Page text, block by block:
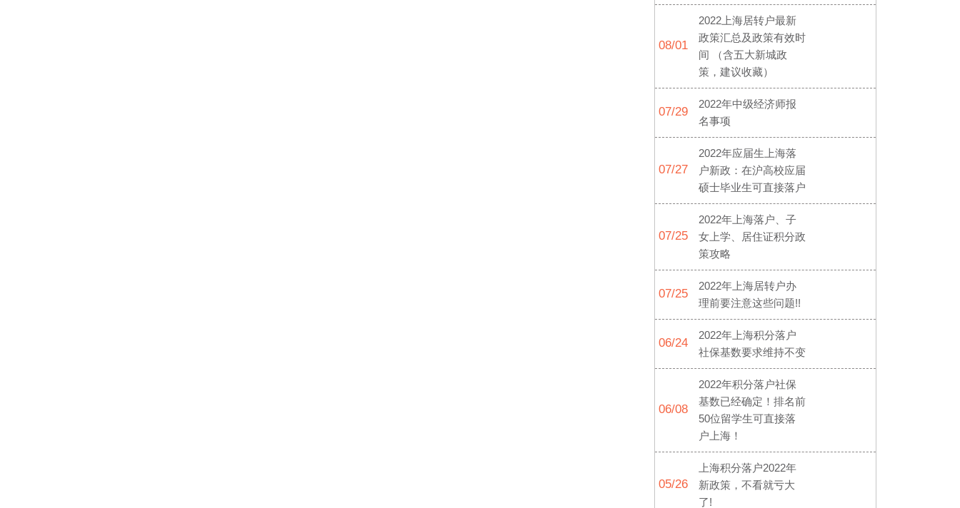
08/01
2022上海居转户最新
政策汇总及政策有效时
间 （含五大新城政
策，建议收藏）
07/29
2022年中级经济师报
名事项
07/27
2022年应届生上海落
户新政：在沪高校应届
硕士毕业生可直接落户
07/25
2022年上海落户、子
女上学、居住证积分政
策攻略
07/25
2022年上海居转户办
理前要注意这些问题!!
06/24
2022年上海积分落户
社保基数要求维持不变
06/08
2022年积分落户社保
基数已经确定！排名前
50位留学生可直接落
户上海！
05/26
上海积分落户2022年
新政策，不看就亏大
了!